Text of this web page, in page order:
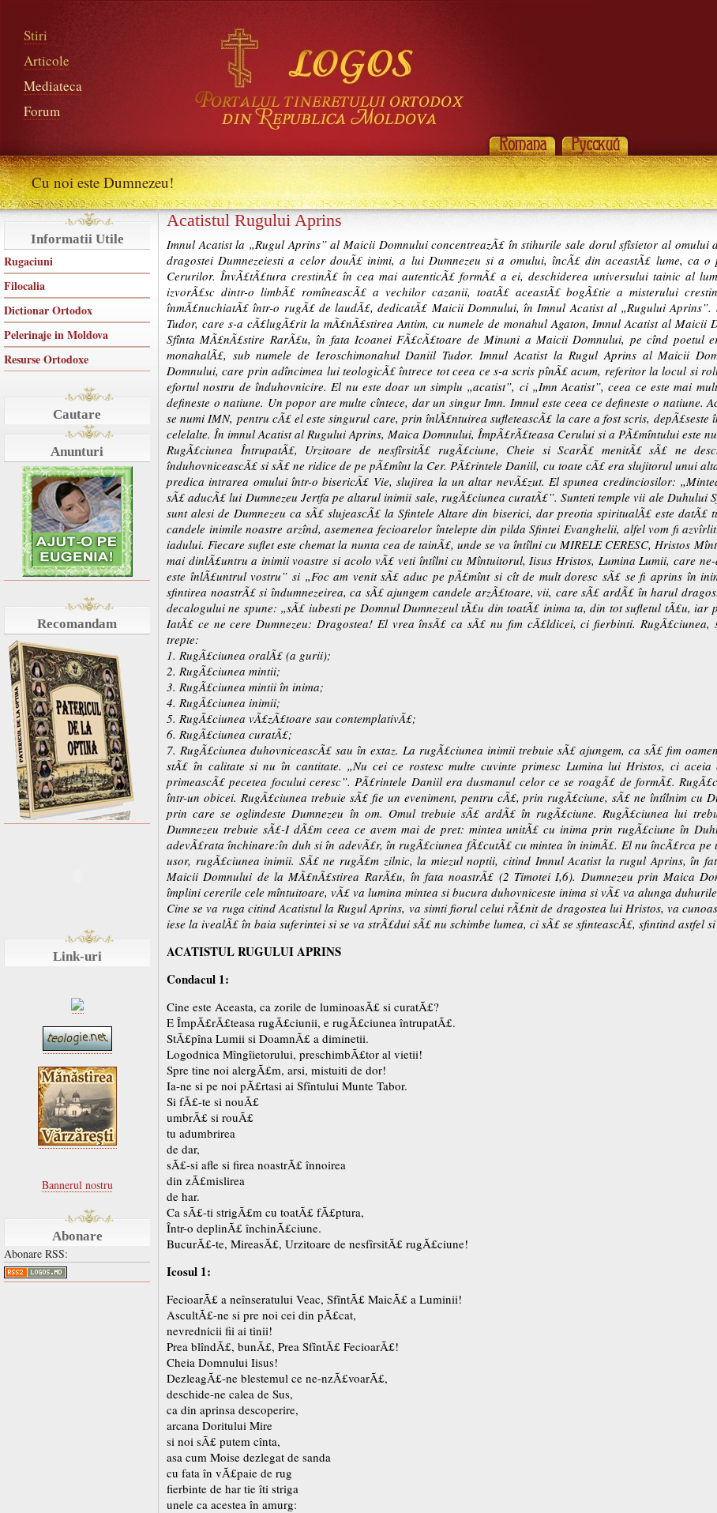
Stiri
Articole
Mediateca
Forum
Cu noi este Dumnezeu!
Informatii Utile
Rugaciuni
Filocalia
Dictionar Ortodox
Pelerinaje in Moldova
Resurse Ortodoxe
Cautare
Anunturi
Recomandam
Link-uri
Bannerul nostru
Abonare
Abonare RSS:
Acatistul Rugului Aprins
Imnul Acatist la „Rugul Aprins” al Maicii Domnului concentreazÃ£ în stihurile sale dorul sfîsietor al omului
dragostei Dumnezeiesti a celor douÃ£ inimi, a lui Dumnezeu si a omului, încÃ£ din aceastÃ£ lume, ca
Cerurilor. ÎnvÃ£tÃ£tura crestinÃ£ în cea mai autenticÃ£ formÃ£ a ei, deschiderea universului tainic al
izvorÃ£sc dintr-o limbÃ£ romîneascÃ£ a vechilor cazanii, toatÃ£ aceastÃ£ bogÃ£tie a misterului
înmÃ£nuchiatÃ£ într-o rugÃ£ de laudÃ£, dedicatÃ£ Maicii Domnului, în Imnul Acatist al „Rugului
Tudor, care s-a cÃ£lugÃ£rit la mÃ£nÃ£stirea Antim, cu numele de monahul Agaton, Imnul Acatist al Maicii
Sfînta MÃ£nÃ£stire RarÃ£u, în fata Icoanei FÃ£cÃ£toare de Minuni a Maicii Domnului, pe cînd poetul
monahalÃ£, sub numele de Ieroschimonahul Daniil Tudor. Imnul Acatist la Rugul Aprins al Maicii
Domnului, care prin adîncimea lui teologicÃ£ întrece tot ceea ce s-a scris pînÃ£ acum, referitor la locul si
efortul nostru de înduhovnicire. El nu este doar un simplu „acatist”, ci „Imn Acatist”, ceea ce este mai
defineste o natiune. Un popor are multe cîntece, dar un singur Imn. Imnul este ceea ce defineste o natiune.
se numi IMN, pentru cÃ£ el este singurul care, prin înlÃ£ntuirea sufleteascÃ£ la care a fost scris,
celelalte. În imnul Acatist al Rugului Aprins, Maica Domnului, ÎmpÃ£rÃ£teasa Cerului si a PÃ£mîntului este
RugÃ£ciunea ÎntrupatÃ£, Urzitoare de nesfîrsitÃ£ rugÃ£ciune, Cheie si ScarÃ£ menitÃ£ sÃ£ ne
înduhovniceascÃ£ si sÃ£ ne ridice de pe pÃ£mînt la Cer. PÃ£rintele Daniil, cu toate cÃ£ era slujitorul unui
predica intrarea omului într-o bisericÃ£ Vie, slujirea la un altar nevÃ£zut. El spunea credinciosilor:
sÃ£ aducÃ£ lui Dumnezeu Jertfa pe altarul inimii sale, rugÃ£ciunea curatÃ£”. Sunteti temple vii ale Duhului
sunt alesi de Dumnezeu ca sÃ£ slujeascÃ£ la Sfintele Altare din biserici, dar preotia spiritualÃ£ este datÃ£
candele inimile noastre arzînd, asemenea fecioarelor întelepte din pilda Sfintei Evanghelii, alfel vom fi
iadului. Fiecare suflet este chemat la nunta cea de tainÃ£, unde se va întîlni cu MIRELE CERESC, Hristos
mai dinlÃ£untru a inimii voastre si acolo vÃ£ veti întîlni cu Mîntuitorul, Iisus Hristos, Lumina Lumii, care
este înlÃ£untrul vostru” si „Foc am venit sÃ£ aduc pe pÃ£mînt si cît de mult doresc sÃ£ se fi aprins în
sfintirea noastrÃ£ si îndumnezeirea, ca sÃ£ ajungem candele arzÃ£toare, vii, care sÃ£ ardÃ£ în harul
decalogului ne spune: „sÃ£ iubesti pe Domnul Dumnezeul tÃ£u din toatÃ£ inima ta, din tot sufletul tÃ£u, iar
IatÃ£ ce ne cere Dumnezeu: Dragostea! El vrea însÃ£ ca sÃ£ nu fim cÃ£ldicei, ci fierbinti. RugÃ£ciunea,
trepte:
1. RugÃ£ciunea oralÃ£ (a gurii);
2. RugÃ£ciunea mintii;
3. RugÃ£ciunea mintii în inima;
4. RugÃ£ciunea inimii;
5. RugÃ£ciunea vÃ£zÃ£toare sau contemplativÃ£;
6. RugÃ£ciunea curatÃ£;
7. RugÃ£ciunea duhovniceascÃ£ sau în extaz. La rugÃ£ciunea inimii trebuie sÃ£ ajungem, ca sÃ£ fim
stÃ£ în calitate si nu în cantitate. „Nu cei ce rostesc multe cuvinte primesc Lumina lui Hristos, ci
primeascÃ£ pecetea focului ceresc”. PÃ£rintele Daniil era dusmanul celor ce se roagÃ£ de formÃ£.
într-un obicei. RugÃ£ciunea trebuie sÃ£ fie un eveniment, pentru cÃ£, prin rugÃ£ciune, sÃ£ ne întîlnim cu
prin care se oglindeste Dumnezeu în om. Omul trebuie sÃ£ ardÃ£ în rugÃ£ciune. RugÃ£ciunea lui
Dumnezeu trebuie sÃ£-I dÃ£m ceea ce avem mai de pret: mintea unitÃ£ cu inima prin rugÃ£ciune în
adevÃ£rata închinare:în duh si în adevÃ£r, în rugÃ£ciunea fÃ£cutÃ£ cu mintea în inimÃ£. El nu încÃ£rca
usor, rugÃ£ciunea inimii. SÃ£ ne rugÃ£m zilnic, la miezul noptii, citind Imnul Acatist la rugul Aprins, în
Maicii Domnului de la MÃ£nÃ£stirea RarÃ£u, în fata noastrÃ£ (2 Timotei I,6). Dumnezeu prin Maica
împlini cererile cele mîntuitoare, vÃ£ va lumina mintea si bucura duhovniceste inima si vÃ£ va alunga
Cine se va ruga citind Acatistul la Rugul Aprins, va simti fiorul celui rÃ£nit de dragostea lui Hristos, va
iese la ivealÃ£ în baia suferintei si se va strÃ£dui sÃ£ nu schimbe lumea, ci sÃ£ se sfinteascÃ£, sfintind astfel
ACATISTUL RUGULUI APRINS
Condacul 1:
Cine este Aceasta, ca zorile de luminoasÃ£ si curatÃ£?
E ÎmpÃ£rÃ£teasa rugÃ£ciunii, e rugÃ£ciunea întrupatÃ£.
StÃ£pîna Lumii si DoamnÃ£ a diminetii.
Logodnica Mîngîietorului, preschimbÃ£tor al vietii!
Spre tine noi alergÃ£m, arsi, mistuiti de dor!
Ia-ne si pe noi pÃ£rtasi ai Sfîntului Munte Tabor.
Si fÃ£-te si nouÃ£
umbrÃ£ si rouÃ£
tu adumbrirea
de dar,
sÃ£-si afle si firea noastrÃ£ înnoirea
din zÃ£mislirea
de har.
Ca sÃ£-ti strigÃ£m cu toatÃ£ fÃ£ptura,
Într-o deplinÃ£ închinÃ£ciune.
BucurÃ£-te, MireasÃ£, Urzitoare de nesfîrsitÃ£ rugÃ£ciune!
Icosul 1:
FecioarÃ£ a neînseratului Veac, SfîntÃ£ MaicÃ£ a Luminii!
AscultÃ£-ne si pre noi cei din pÃ£cat,
nevrednicii fii ai tinii!
Prea blîndÃ£, bunÃ£, Prea SfîntÃ£ FecioarÃ£!
Cheia Domnului Iisus!
DezleagÃ£-ne blestemul ce ne-nzÃ£voarÃ£,
deschide-ne calea de Sus,
ca din aprinsa descoperire,
arcana Doritului Mire
si noi sÃ£ putem cînta,
asa cum Moise dezlegat de sanda
cu fata în vÃ£paie de rug
fierbinte de har tie îti striga
unele ca acestea în amurg: